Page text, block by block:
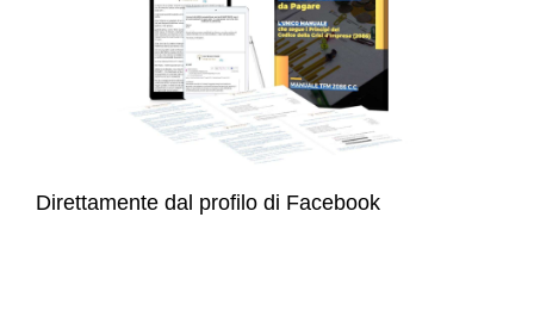
Direttamente dal profilo di Facebook